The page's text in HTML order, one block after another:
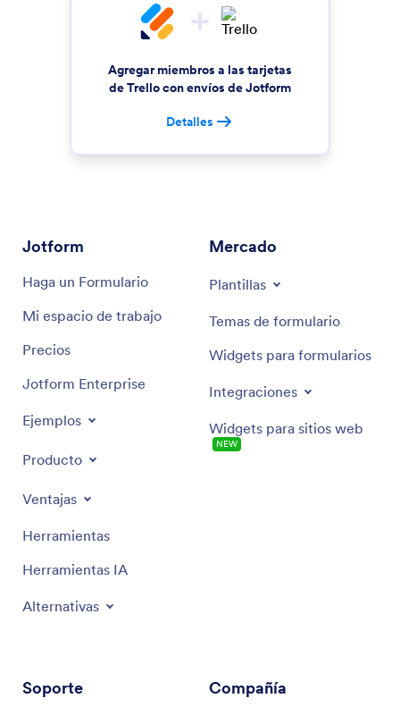
Agregar miembros a las tarjetas
de Trello con envíos de Jotform
Detalles
Jotform
Haga un Formulario
Mi espacio de trabajo
Precios
Jotform Enterprise
Ejemplos
Producto
Ventajas
Herramientas
Herramientas IA
Alternativas
Mercado
Plantillas
Temas de formulario
Widgets para formularios
Integraciones
Widgets para sitios web
NEW
Soporte Compañía